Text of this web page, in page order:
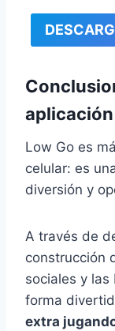
aplicación
Low Go es
celular: es
diversión y
A través de
construcción
sociales y
forma
extra